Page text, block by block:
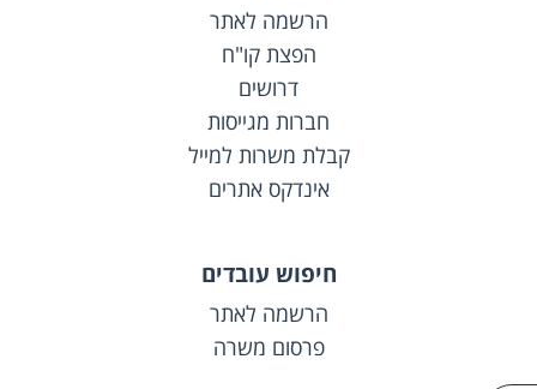
הרשמה לאתר
הפצת קו"ח
דרושים
חברות מגייסות
קבלת משרות למייל
אינדקס אתרים
חיפוש עובדים
הרשמה לאתר
פרסום משרה